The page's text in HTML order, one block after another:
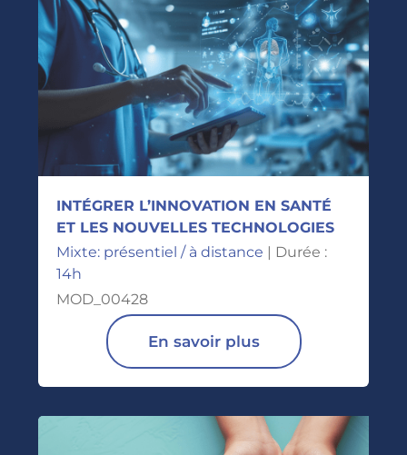
INTÉGRER L’INNOVATION EN SANTÉ
ET LES NOUVELLES TECHNOLOGIES
Mixte: présentiel / à distance | Durée :
14h
MOD_00428
En savoir plus